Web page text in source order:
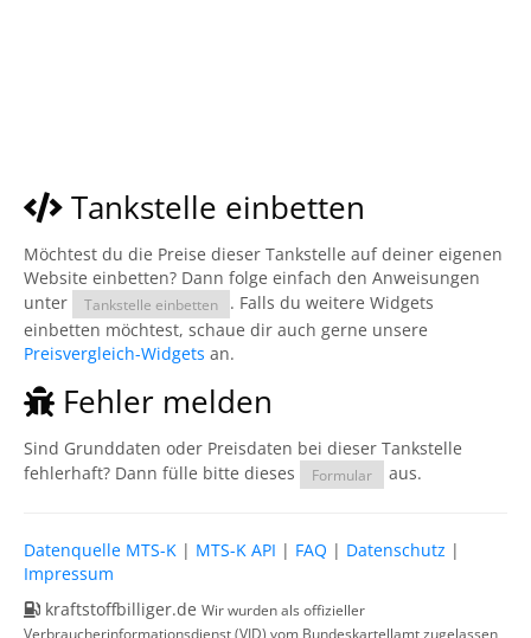
Tankstelle einbetten
Möchtest du die Preise dieser Tankstelle auf deiner eigenen
Website einbetten? Dann folge einfach den Anweisungen
unter
Tankstelle einbetten
. Falls du weitere Widgets
einbetten möchtest, schaue dir auch gerne unsere
Preisvergleich-Widgets an.
Fehler melden
Sind Grunddaten oder Preisdaten bei dieser Tankstelle
fehlerhaft? Dann fülle bitte dieses
Formular aus.
Datenquelle MTS-K | MTS-K API | FAQ | Datenschutz |
Impressum
kraftstoffbilliger.de Wir wurden als offizieller
Verbraucherinformationsdienst (VID) vom Bundeskartellamt zugelassen